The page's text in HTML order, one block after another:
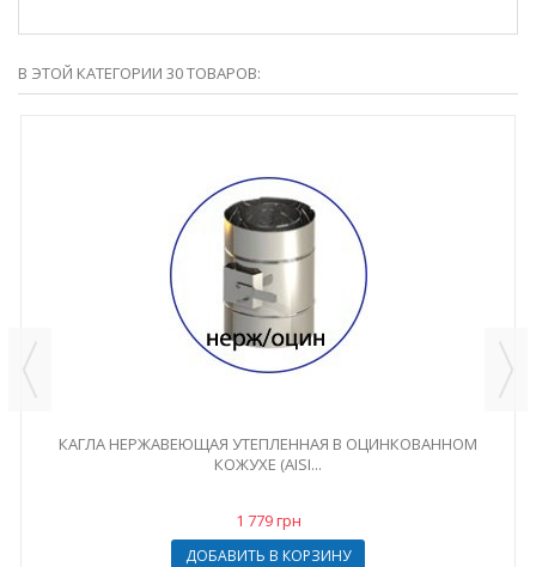
В ЭТОЙ КАТЕГОРИИ 30 ТОВАРОВ:
КАГЛА НЕРЖАВЕЮЩАЯ УТЕПЛЕННАЯ В ОЦИНКОВАННОМ
КОЖУХЕ (AISI...
1 779 грн
ДОБАВИТЬ В КОРЗИНУ